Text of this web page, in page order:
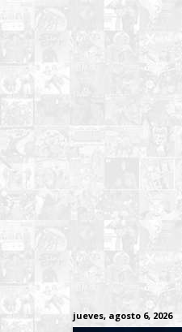
jueves, agosto 6, 2026